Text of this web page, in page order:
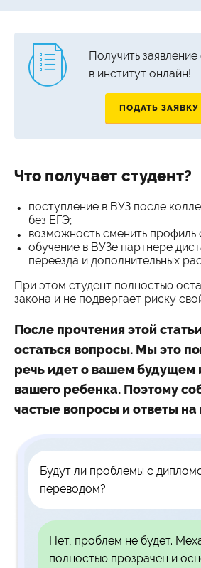
Получить
в институт онлайн!
ПОДАТЬ ЗАЯВКУ
Что получает студент?
поступление в ВУЗ после
без ЕГЭ;
возможность сменить профиль
обучение в ВУЗе партнере
переезда и дополнительных
При этом студент полностью
закона и не подвергает риску
После прочтения этой
остаться вопросы. Мы это
речь идет о вашем будущем
вашего ребенка. Поэтому
частые вопросы и ответы на
Будут ли проблемы с
переводом?
Нет, проблем не будет.
полностью прозрачен и